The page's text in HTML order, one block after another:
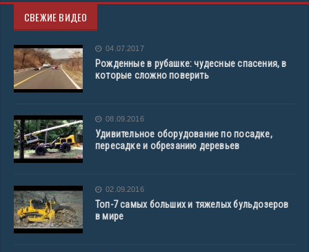
СВЕЖИЕ ВИДЕО
04.07.2017
Рожденные в рубашке: чудесные спасения, в
которые сложно поверить
08.09.2016
Удивительное оборудование по посадке,
пересадке и обрезанию деревьев
02.09.2016
Топ-7 самых больших и тяжелых бульдозеров
в мире